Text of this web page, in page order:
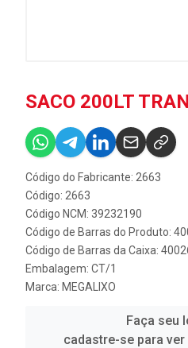
SACO 200LT
Código do Fabricante: 2663
Código: 2663
Código NCM: 39232190
Código de Barras do Produto:
Código de Barras da Caixa:
Embalagem: CT/1
Marca: MEGALIXO
Faça seu
cadastre-se para